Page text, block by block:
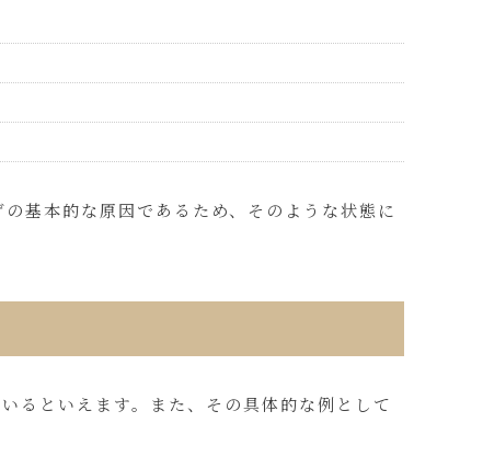
基本的な原因であるため、そのような状態に
るといえます。また、その具体的な例として